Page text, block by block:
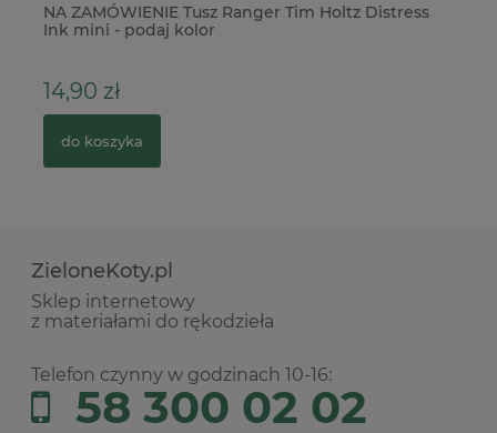
NA ZAMÓWIENIE Tusz Ranger Tim Holtz Distress
Ink mini - podaj kolor
14,90 zł
do koszyka
ZieloneKoty.pl
Sklep internetowy
z materiałami do rękodzieła
Telefon czynny w godzinach 10-16:
58 300 02 02